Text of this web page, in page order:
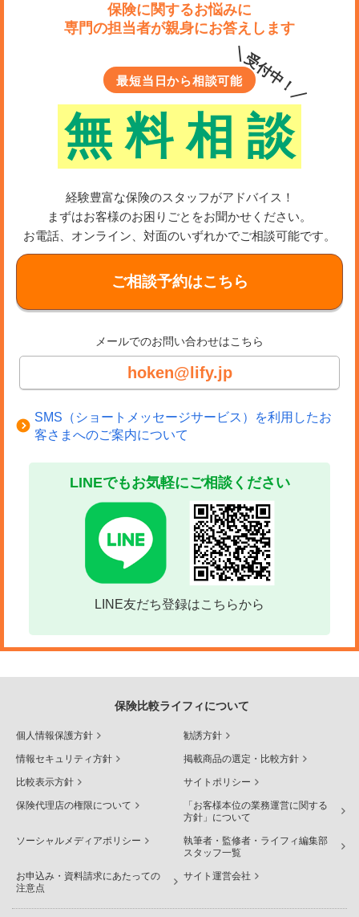
保険に関するお悩みに
専門の担当者が親身にお答えします
最短当日から相談可能
無 料 相 談
＼受付中！／
経験豊富な保険のスタッフがアドバイス！
まずはお客様のお困りごとをお聞かせください。
お電話、オンライン、対面のいずれかでご相談可能です。
ご相談予約はこちら
メールでのお問い合わせはこちら
hoken@lify.jp
SMS（ショートメッセージサービス）を利用したお
客さまへのご案内について
LINEでもお気軽にご相談ください
LINE友だち登録はこちらから
保険比較ライフィについて
個人情報保護方針 勧誘方針
情報セキュリティ方針 掲載商品の選定・比較方針
比較表示方針 サイトポリシー
保険代理店の権限について
「お客様本位の業務運営に関する
方針」について
ソーシャルメディアポリシー
執筆者・監修者・ライフィ編集部
スタッフ一覧
お申込み・資料請求にあたっての
注意点
サイト運営会社